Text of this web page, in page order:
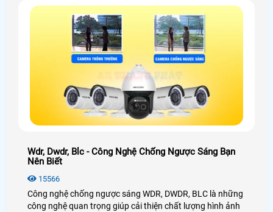
Wdr, Dwdr, Blc - Công Nghệ Chống Ngược Sáng Bạn
Nên Biết
15566
Công nghệ chống ngược sáng WDR, DWDR, BLC là những
công nghệ quan trọng giúp cải thiện chất lượng hình ảnh